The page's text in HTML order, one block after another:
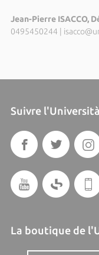
Jean-Pierre ISACCO,
0495450244 |
Suivre
La boutique de